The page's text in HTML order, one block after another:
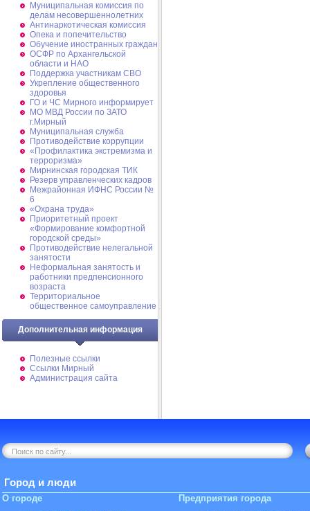
Муниципальная комиссия по
делам несовершеннолетних
Антинаркотическая комиссия
Опека и попечительство
Обучение иностранных граждан
ОСФР по Архангельской
области и НАО
Поддержка участникам СВО
Укрепление общественного
здоровья
ГО и ЧС Мирного информирует
МО МВД России по ЗАТО
г.Мирный
Муниципальная cлужба
Противодействие коррупции
«Профилактика экстремизма и
терроризма»
Мирнинская городская ТИК
Резерв управленческих кадров
Межрайонная ИФНС России №
6
«Охрана труда»
Приоритетный проект
«Формирование комфортной
городской среды»
Противодействие нелегальной
занятости
Неформальная занятость и
работники предпенсионного
возраста
Территориальное
общественное самоуправление
Дополнительная информация
Полезные ссылки
Ссылки Мирный
Администрация сайта
Город и люди
О городе Предприятия города